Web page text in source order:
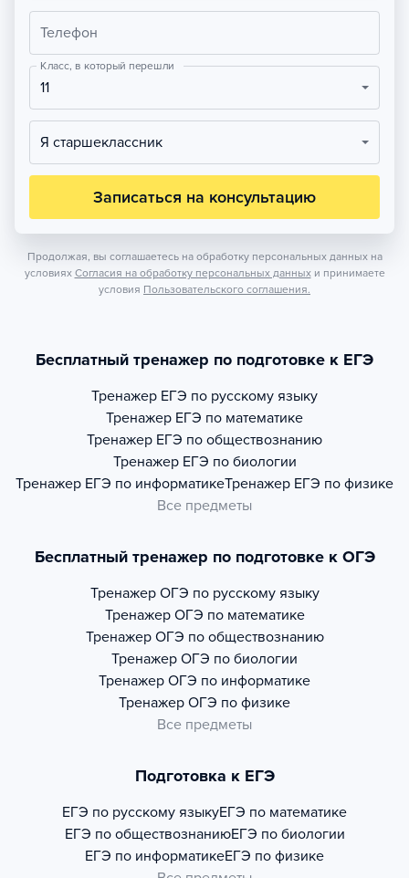
Телефон
Класс, в который перешли
11
Я старшеклассник
Записаться на консультацию
Продолжая, вы соглашаетесь на обработку персональных данных на
условиях Согласия на обработку персональных данных и принимаете
условия Пользовательского соглашения.
Бесплатный тренажер по подготовке к ЕГЭ
Тренажер ЕГЭ по русскому языку
Тренажер ЕГЭ по математике
Тренажер ЕГЭ по обществознанию
Тренажер ЕГЭ по биологии
Тренажер ЕГЭ по информатикеТренажер ЕГЭ по физике
Все предметы
Бесплатный тренажер по подготовке к ОГЭ
Тренажер ОГЭ по русскому языку
Тренажер ОГЭ по математике
Тренажер ОГЭ по обществознанию
Тренажер ОГЭ по биологии
Тренажер ОГЭ по информатике
Тренажер ОГЭ по физике
Все предметы
Подготовка к ЕГЭ
ЕГЭ по русскому языкуЕГЭ по математике
ЕГЭ по обществознаниюЕГЭ по биологии
ЕГЭ по информатикеЕГЭ по физике